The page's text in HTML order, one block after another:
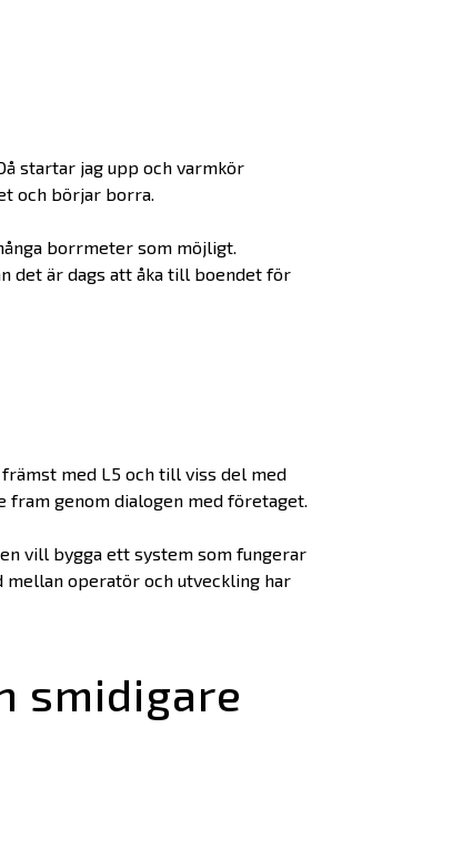
startar jag upp och varmkör
och börjar borra.
borrmeter som möjligt.
det är dags att åka till boendet för
med L5 och till viss del med
genom dialogen med företaget.
vill bygga ett system som fungerar
operatör och utveckling har
smidigare